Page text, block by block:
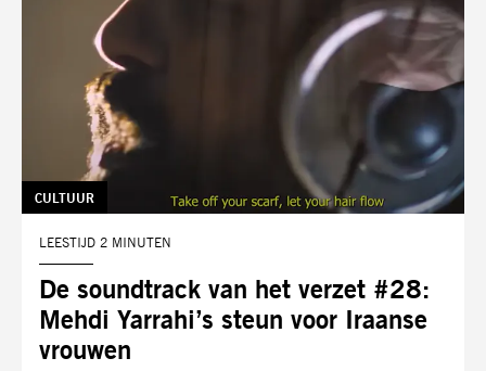
De soundtrack van het verzet #28:
Mehdi Yarrahi’s steun voor Iraanse
vrouwen
TAG:
CULTUUR
LEESTIJD 2 MINUTEN